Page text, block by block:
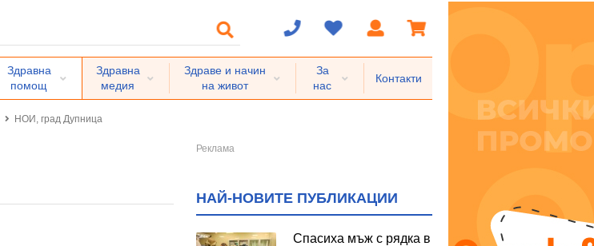
Здравна
помощ
Здравна
медия
Здраве и начин
на живот
За
нас
Контакти
НОИ, град Дупница
НАЙ-НОВИТЕ ПУБЛИКАЦИИ
Спасиха мъж с рядка в